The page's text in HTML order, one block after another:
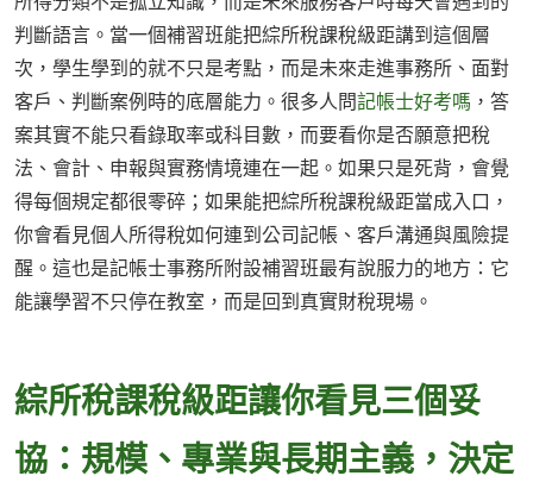
判斷語言。當一個補習班能把綜所稅課稅級距講到這個層
次，學生學到的就不只是考點，而是未來走進事務所、面對
客戶、判斷案例時的底層能力。很多人問記帳士好考嗎 ，答
案其實不能只看錄取率或科目數，而要看你是否願意把稅
法、會計、申報與實務情境連在一起。如果只是死背，會覺
得每個規定都很零碎；如果能把綜所稅課稅級距當成入口，
你會看見個人所得稅如何連到公司記帳、客戶溝通與風險提
醒。這也是記帳士事務所附設補習班最有說服力的地方：它
能讓學習不只停在教室，而是回到真實財稅現場。
綜所稅課稅級距讓你看見三個妥
協：規模、專業與長期主義，決定